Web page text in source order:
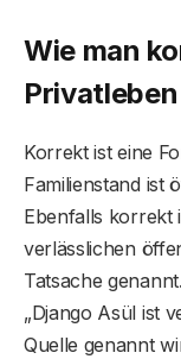
Wie man
Korrekt ist eine
Familienstand ist
Ebenfalls korrekt
verlässlichen
Tatsache
„Django Asül ist
Quelle genannt